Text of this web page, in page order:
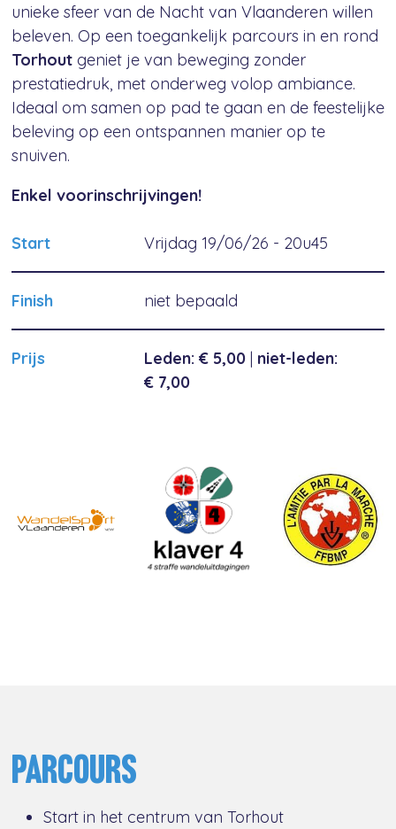
unieke sfeer van de Nacht van Vlaanderen willen
beleven. Op een toegankelijk parcours in en rond
Torhout geniet je van beweging zonder
prestatiedruk, met onderweg volop ambiance.
Ideaal om samen op pad te gaan en de feestelijke
beleving op een ontspannen manier op te
snuiven.
Enkel voorinschrijvingen!
Start Vrijdag 19/06/26 - 20u45
Finish niet bepaald
Prijs Leden: € 5,00| niet-leden:
€ 7,00
PARCOURS
Start in het centrum van Torhout